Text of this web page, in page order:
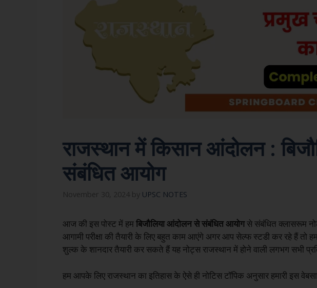
राजस्थान में किसान आंदोलन :
संबंधित आयोग
November 30, 2024 by UPSC NOTES
आज की इस पोस्ट में हमबिजौलिया आंदोलन से संबंधित आयोगसे संबंधित क्लासरूम
आगामी परीक्षा की तैयारी के लिए बहुत काम आएंगे अगर आप सेल्फ स्टडी कर रहे हैं तो
शुल्क के शानदार तैयारी कर सकते हैं यह नोट्स राजस्थान में होने वाली लगभग सभी
हम आपके लिए राजस्थान का इतिहास के ऐसे ही नोटिस टॉपिक अनुसार हमारी इस